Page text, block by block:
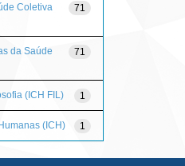
71
Coletiva
71
da Saúde
1
(ICH FIL)
1
(ICH)